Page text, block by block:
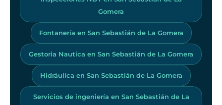
Gomera
Fontanería en San Sebastián de La Gomera
Gestoria Nautica en San Sebastián de La Gomera
Hidráulica en San Sebastián de La Gomera
Servicios de ingeniería en San Sebastián de La